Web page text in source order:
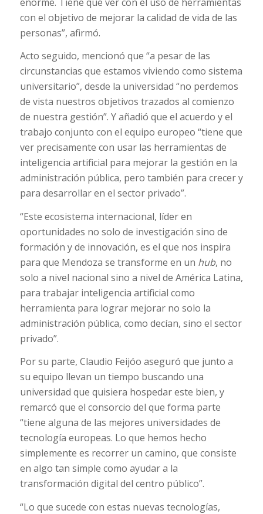
con el objetivo de mejorar la calidad de vida de las
personas”, afirmó.
Acto seguido, mencionó que “a pesar de las
circunstancias que estamos viviendo como sistema
universitario”, desde la universidad “no perdemos
de vista nuestros objetivos trazados al comienzo
de nuestra gestión”. Y añadió que el acuerdo y el
trabajo conjunto con el equipo europeo “tiene que
ver precisamente con usar las herramientas de
inteligencia artificial para mejorar la gestión en la
administración pública, pero también para crecer y
para desarrollar en el sector privado”.
“Este ecosistema internacional, líder en
oportunidades no solo de investigación sino de
formación y de innovación, es el que nos inspira
para que Mendoza se transforme en un hub, no
solo a nivel nacional sino a nivel de América Latina,
para trabajar inteligencia artificial como
herramienta para lograr mejorar no solo la
administración pública, como decían, sino el sector
privado”.
Por su parte, Claudio Feijóo aseguró que junto a
su equipo llevan un tiempo buscando una
universidad que quisiera hospedar este bien, y
remarcó que el consorcio del que forma parte
“tiene alguna de las mejores universidades de
tecnología europeas. Lo que hemos hecho
simplemente es recorrer un camino, que consiste
en algo tan simple como ayudar a la
transformación digital del centro público”.
“Lo que sucede con estas nuevas tecnologías,